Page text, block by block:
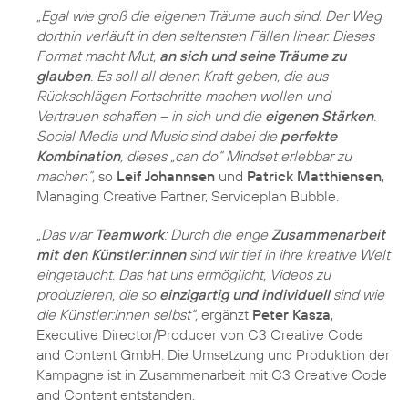
„Egal wie groß die eigenen Träume auch sind. Der Weg
dorthin verläuft in den seltensten Fällen linear. Dieses
Format macht Mut, an sich und seine Träume zu
glauben. Es soll all denen Kraft geben, die aus
Rückschlägen Fortschritte machen wollen und
Vertrauen schaffen – in sich und die eigenen Stärken.
Social Media und Music sind dabei die perfekte
Kombination, dieses „can do“ Mindset erlebbar zu
machen“, so Leif Johannsen und Patrick Matthiensen,
Managing Creative Partner, Serviceplan Bubble.
„Das war Teamwork: Durch die enge Zusammenarbeit
mit den Künstler:innensind wir tief in ihre kreative Welt
eingetaucht. Das hat uns ermöglicht, Videos zu
produzieren, die so einzigartig und individuellsind wie
die Künstler:innen selbst“, ergänzt Peter Kasza,
Executive Director/Producer von C3 Creative Code
and Content GmbH. Die Umsetzung und Produktion der
Kampagne ist in Zusammenarbeit mit C3 Creative Code
and Content entstanden.